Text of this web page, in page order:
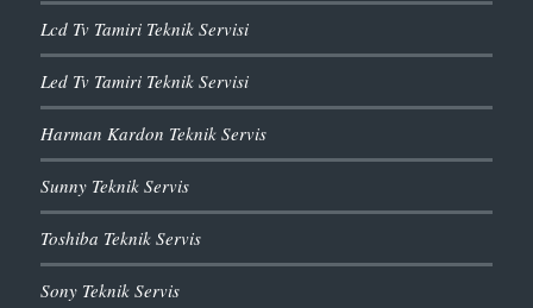
Lcd Tv Tamiri Teknik Servisi
Led Tv Tamiri Teknik Servisi
Harman Kardon Teknik Servis
Sunny Teknik Servis
Toshiba Teknik Servis
Sony Teknik Servis